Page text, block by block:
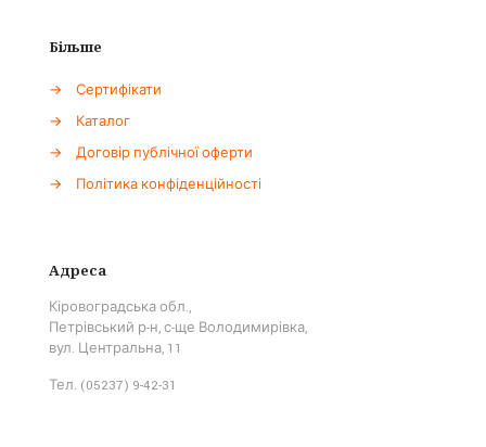
Більше
→
Сертифікати
→
Каталог
→
Договір публічної оферти
→
Політика конфіденційності
Адреса
Кіровоградська обл.,
Петрівський р-н, с-ще Володимирівка,
вул. Центральна, 11
Тел. (05237) 9-42-31